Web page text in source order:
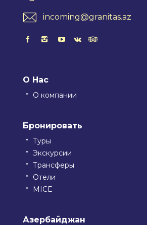
incoming@granitas.az
О Нас
О компании
Бронировать
Туры
Экскурсии
Трансферы
Отели
MICE
Азербайджан